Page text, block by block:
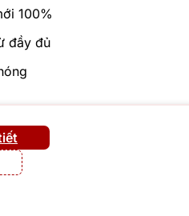
100%
đầy đủ